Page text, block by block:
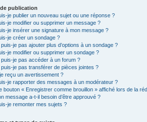
publication
je publier un nouveau sujet ou une réponse ?
je modifier ou supprimer un message ?
je insérer une signature à mon message ?
je créer un sondage ?
je pas ajouter plus d’options à un sondage ?
je modifier ou supprimer un sondage ?
puis-je pas accéder à un forum ?
puis-je pas transférer de pièces jointes ?
reçu un avertissement ?
je rapporter des messages à un modérateur ?
bouton « Enregistrer comme brouillon » affiché lors de la
message a-t-il besoin d’être approuvé ?
je remonter mes sujets ?